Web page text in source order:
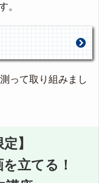
。
って取り組みまし
】
立てる！